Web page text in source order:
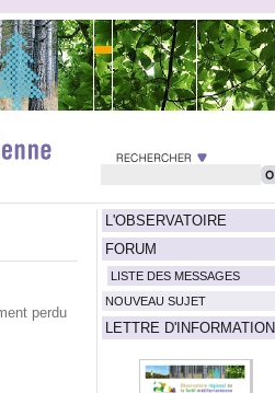
L'OBSERVATOIRE
FORUM
LISTE DES MESSAGES
NOUVEAU SUJET
LETTRE D'INFORMATION
perdu